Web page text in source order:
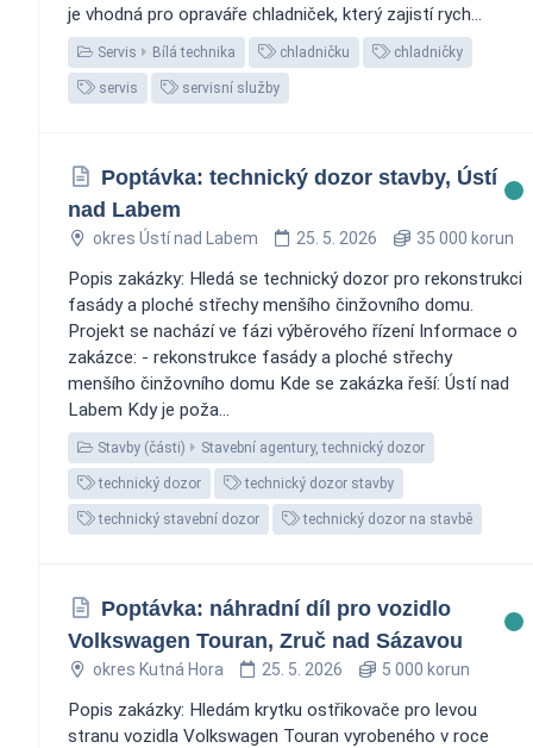
je vhodná pro opraváře chladniček, který zajistí rych...
Servis Bílá technika chladničku chladničky
servis servisní služby
Poptávka: technický dozor stavby, Ústí
nad Labem
okres Ústí nad Labem 25. 5. 2026 35 000 korun
Popis zakázky: Hledá se technický dozor pro rekonstrukci
fasády a ploché střechy menšího činžovního domu.
Projekt se nachází ve fázi výběrového řízení Informace o
zakázce: - rekonstrukce fasády a ploché střechy
menšího činžovního domu Kde se zakázka řeší: Ústí nad
Labem Kdy je poža...
Stavby (části) Stavební agentury, technický dozor
technický dozor technický dozor stavby
technický stavební dozor technický dozor na stavbě
Poptávka: náhradní díl pro vozidlo
Volkswagen Touran, Zruč nad Sázavou
okres Kutná Hora 25. 5. 2026 5 000 korun
Popis zakázky: Hledám krytku ostřikovače pro levou
stranu vozidla Volkswagen Touran vyrobeného v roce